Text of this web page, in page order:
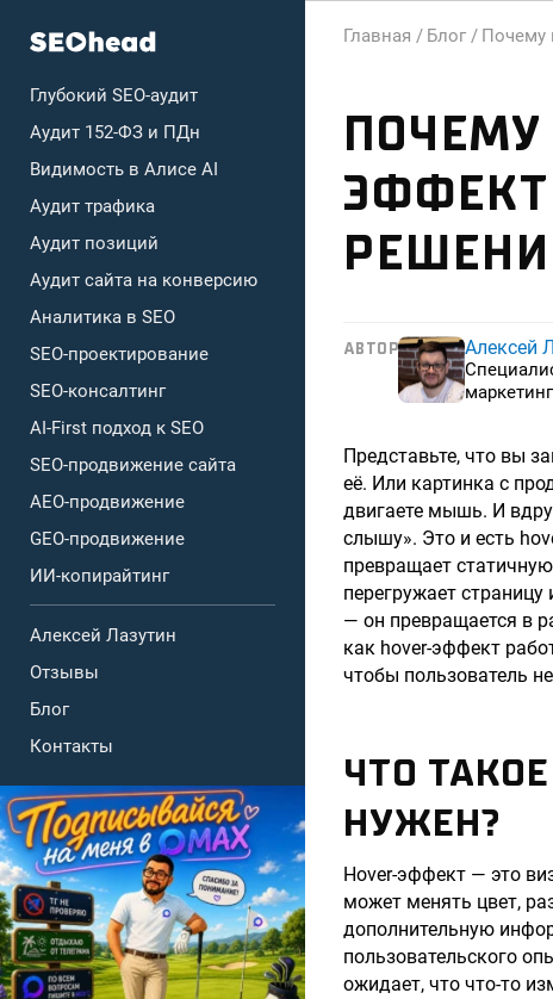
Глубокий SEO-аудит
Аудит 152-ФЗ и ПДн
Видимость в Алисе AI
Аудит трафика
Аудит позиций
Аудит сайта на конверсию
Аналитика в SEO
SEO-проектирование
SEO-консалтинг
AI-First подход к SEO
SEO-продвижение сайта
AEO-продвижение
GEO-продвижение
ИИ-копирайтинг
Алексей Лазутин
Отзывы
Блог
Контакты
Главная / Блог / Почему
ПОЧЕМУ
АВТОР Алексей
Представьте, что вы
её. Или картинка с
двигаете мышь. И
слышу». Это и есть
превращает
перегружает
— он превращается в
как hover-эффект
чтобы пользователь
ЧТО
НУЖЕН?
Hover-эффект — это
может менять цвет,
дополнительную
пользовательского
ожидает, что что-то